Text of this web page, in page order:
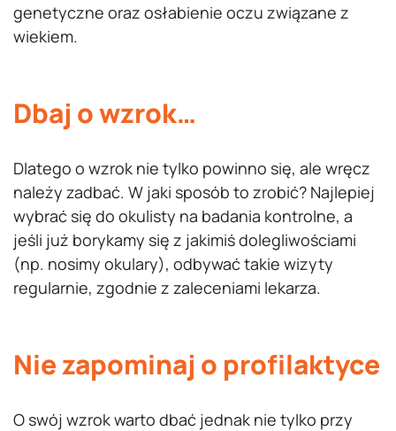
genetyczne oraz osłabienie oczu związane z
wiekiem.
Dbaj o wzrok…
Dlatego o wzrok nie tylko powinno się, ale wręcz
należy zadbać. W jaki sposób to zrobić? Najlepiej
wybrać się do okulisty na badania kontrolne, a
jeśli już borykamy się z jakimiś dolegliwościami
(np. nosimy okulary), odbywać takie wizyty
regularnie, zgodnie z zaleceniami lekarza.
Nie zapominaj o profilaktyce
O swój wzrok warto dbać jednak nie tylko przy